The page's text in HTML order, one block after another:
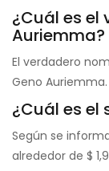
¿Cuál es el
Auriemma?
El verdadero
Geno Auriemma.
¿Cuál es el
Según se
alrededor de $